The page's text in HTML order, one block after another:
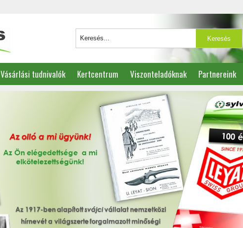
Vásárlási tudnivalók Kertcentrum Viszonteladóknak Partnereink